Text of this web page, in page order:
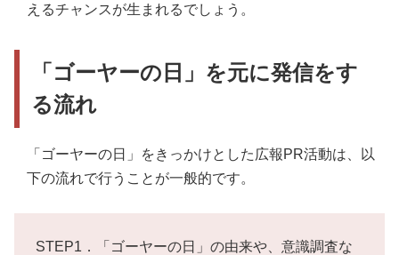
えるチャンスが生まれるでしょう。
「ゴーヤーの日」を元に発信をす
る流れ
「ゴーヤーの日」をきっかけとした広報PR活動は、以
下の流れで行うことが一般的です。
STEP1．「ゴーヤーの日」の由来や、意識調査な